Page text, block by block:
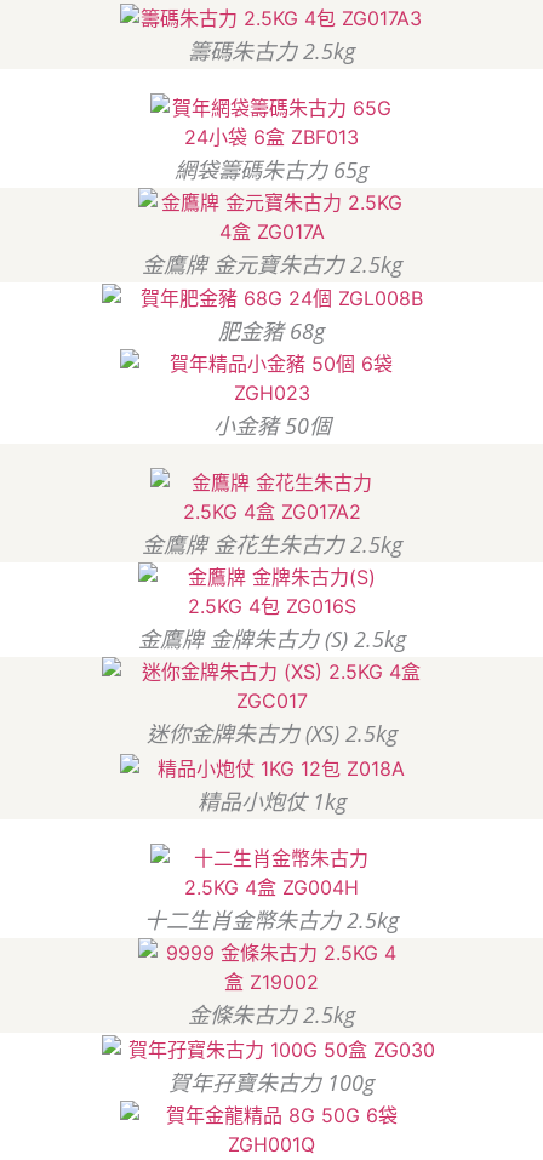
籌碼朱古力 2.5kg
網袋籌碼朱古力 65g
金鷹牌 金元寶朱古力 2.5kg
肥金豬 68g
小金豬 50個
金鷹牌 金花生朱古力 2.5kg
金鷹牌 金牌朱古力 (S) 2.5kg
迷你金牌朱古力 (XS) 2.5kg
精品小炮仗 1kg
十二生肖金幣朱古力 2.5kg
金條朱古力 2.5kg
賀年孖寶朱古力 100g